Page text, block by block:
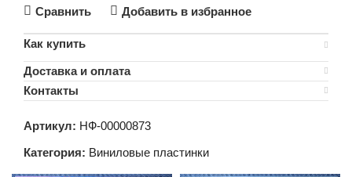
Сравнить Добавить в избранное
Как купить
Доставка и оплата
Контакты
Артикул: НФ-00000873
Категория: Виниловые пластинки